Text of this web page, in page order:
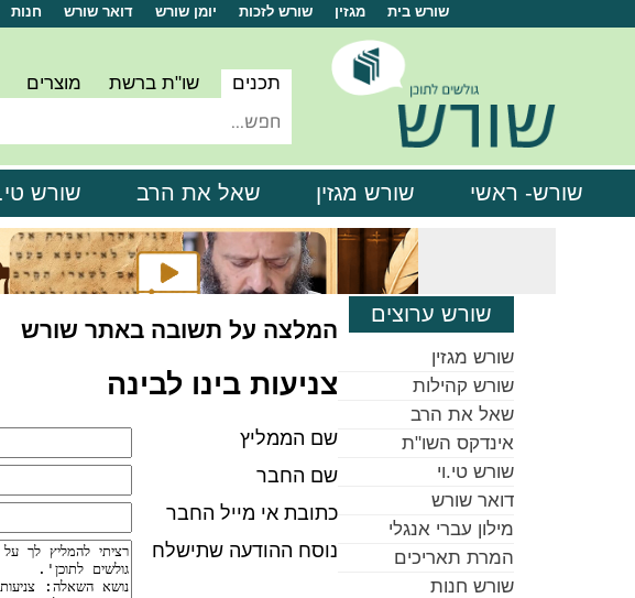
שורש בית מגזין שורש לזכות יומן שורש דואר שורש חנות
תכנים שו"ת ברשת מוצרים
שורש- ראשי שורש מגזין שאל את הרב שורש
שורש ערוצים
שורש מגזין
שורש קהילות
שאל את הרב
אינדקס השו"ת
שורש טי.וי
דואר שורש
מילון עברי אנגלי
המרת תאריכים
שורש חנות
המלצה על תשובה באתר שורש
צניעות בינו לבינה
שם הממליץ
שם החבר
כתובת אי מייל החבר
נוסח ההודעה שתישלח